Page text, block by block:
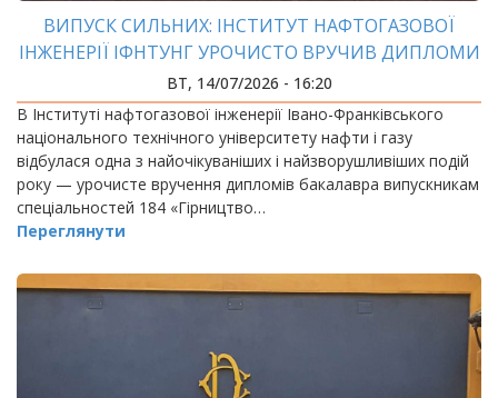
ВИПУСК СИЛЬНИХ: ІНСТИТУТ НАФТОГАЗОВОЇ
ІНЖЕНЕРІЇ ІФНТУНГ УРОЧИСТО ВРУЧИВ ДИПЛОМИ
БАКАЛАВРАМ
ВТ, 14/07/2026 - 16:20
В Інституті нафтогазової інженерії Івано-Франківського
національного технічного університету нафти і газу
відбулася одна з найочікуваніших і найзворушливіших подій
року — урочисте вручення дипломів бакалавра випускникам
спеціальностей 184 «Гірництво…
Переглянути